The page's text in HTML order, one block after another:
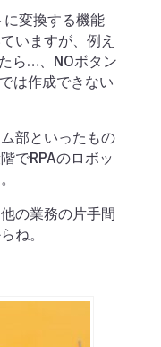
に変換する機能
いますが、例え
ら…、NOボタン
は作成できない
部といったもの
でRPAのロボッ
の業務の片手間
ね。